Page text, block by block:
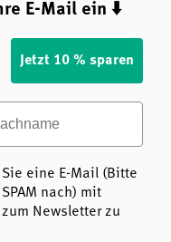
E-Mail ein ⬇️
Jetzt 10 % sparen
eine E-Mail (Bitte
nach) mit
Newsletter zu